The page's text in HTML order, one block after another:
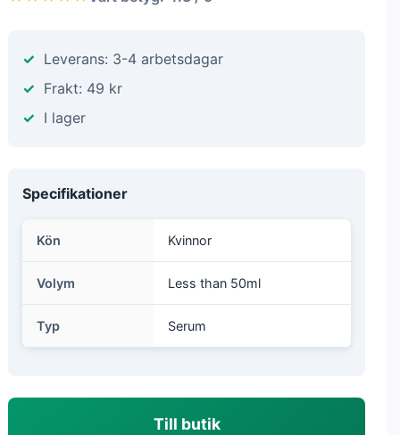
Leverans: 3-4 arbetsdagar
Frakt: 49 kr
I lager
Specifikationer
Kön Kvinnor
Volym Less than 50ml
Typ Serum
Till butik